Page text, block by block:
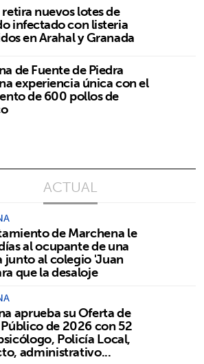
nuevos lotes de
infectado con listeria
en Arahal y Granada
de Fuente de Piedra
experiencia única con el
de 600 pollos de
ACTUAL
de Marchena le
al ocupante de una
junto al colegio 'Juan
que la desaloje
aprueba su Oferta de
de 2026 con 52
Policía Local,
administrativo...